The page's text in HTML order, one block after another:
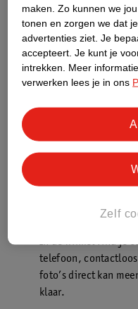
Ook in deze winkel
Kruidvat.nl
Laat je bestelling
Kruidvat is een
In de winkel vind je
telefoon,
foto’s direct kan
klaar.
maken. Zo kunnen we
tonen en zorgen we dat
advertenties ziet. Je
accepteert. Je kunt je
intrekken.
Meer
verwerken lees je in ons
Zelf